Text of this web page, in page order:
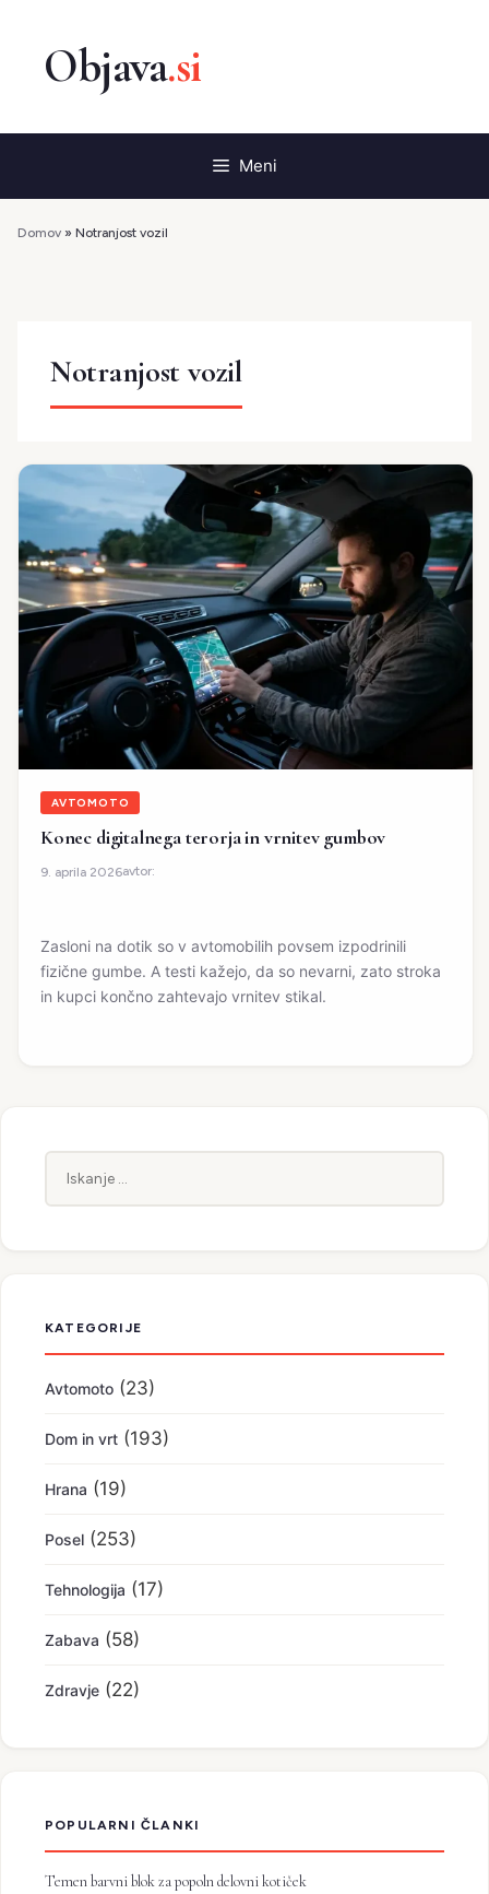
vsebino
Meni
Domov » Notranjost vozil
Notranjost vozil
AVTOMOTO
Konec digitalnega terorja in vrnitev gumbov
9. aprila 2026avtor:
Zasloni na dotik so v avtomobilih povsem izpodrinili
fizične gumbe. A testi kažejo, da so nevarni, zato stroka
in kupci končno zahtevajo vrnitev stikal.
KATEGORIJE
Avtomoto (23)
Dom in vrt (193)
Hrana (19)
Posel (253)
Tehnologija (17)
Zabava (58)
Zdravje (22)
POPULARNI ČLANKI
Temen barvni blok za popoln delovni kotiček